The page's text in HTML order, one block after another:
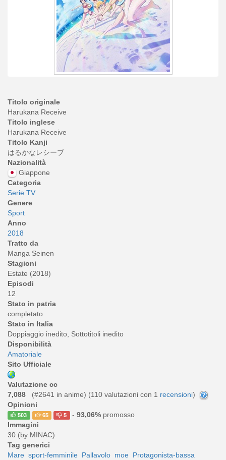
Titolo originale
Harukana Receive
Titolo inglese
Harukana Receive
Titolo Kanji
はるかなレシーブ
Nazionalità
Giappone
Categoria
Serie TV
Genere
Sport
Anno
2018
Tratto da
Manga Seinen
Stagioni
Estate (2018)
Episodi
12
Stato in patria
completato
Stato in Italia
Doppiaggio inedito, Sottotitoli inedito
Disponibilità
Amatoriale
Sito Ufficiale
Valutazione cc
7,088
(#2641 in anime) (110 valutazioni con 1 recensioni)
Opinioni
503 65 5 - 93,06%promosso
Immagini
30 (by MINAC)
Tag generici
Mare sport-femminile Pallavolo moe Protagonista-bassa